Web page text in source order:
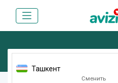
Ташкент
Сменить